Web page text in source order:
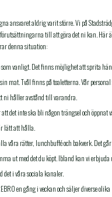
ansvaret aldrig varit större. Vi på
förutsättningarna till att göra det ni kan. Här
denna situation:
vanligt. Det finns möjlighet att sprita
mat. Tvål finns på toaletterna. Vår personal
ni håller avstånd till varandra.
det inte ska bli någon trängsel och öppnat
lätt att hålla.
våra rätter, lunchbuffé och bakverk. Det
ut med det du köpt. Ibland kan vi
det i våra sociala kanaler.
en gång i veckan och säljer diverse olika